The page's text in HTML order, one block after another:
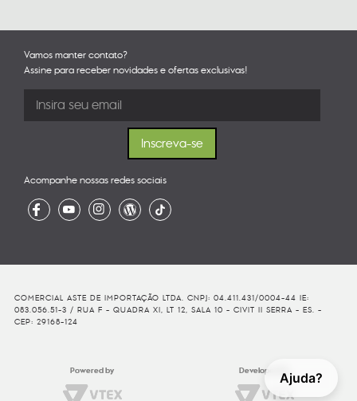
Ajuda?
Vamos manter contato?
Assine para receber novidades e ofertas exclusivas!
Acompanhe nossas redes sociais
COMERCIAL ASTE DE IMPORTAÇÃO LTDA. CNPJ: 04.411.431/0004-44 IE:
083.056.51-3 / RUA F - QUADRA XI, LT 12, SALA 10 - CIVIT II SERRA - ES. -
CEP: 29168-124
Powered by Developed By